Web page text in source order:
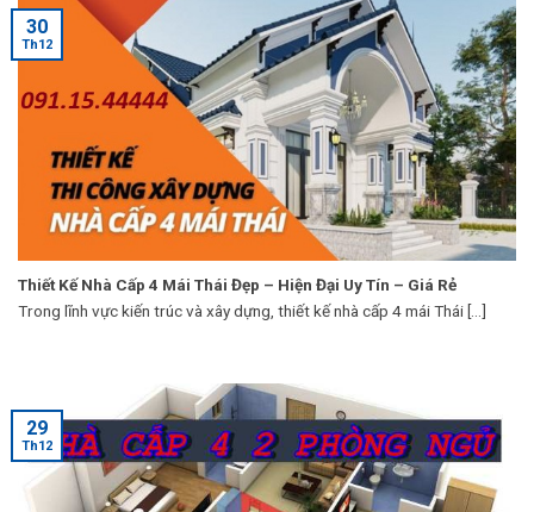
Thiết Kế Nhà Cấp 4 Mái Thái Đẹp – Hiện Đại Uy Tín – Giá Rẻ
Trong lĩnh vực kiến trúc và xây dựng, thiết kế nhà cấp 4 mái Thái [...]
30
Th12
29
Th12